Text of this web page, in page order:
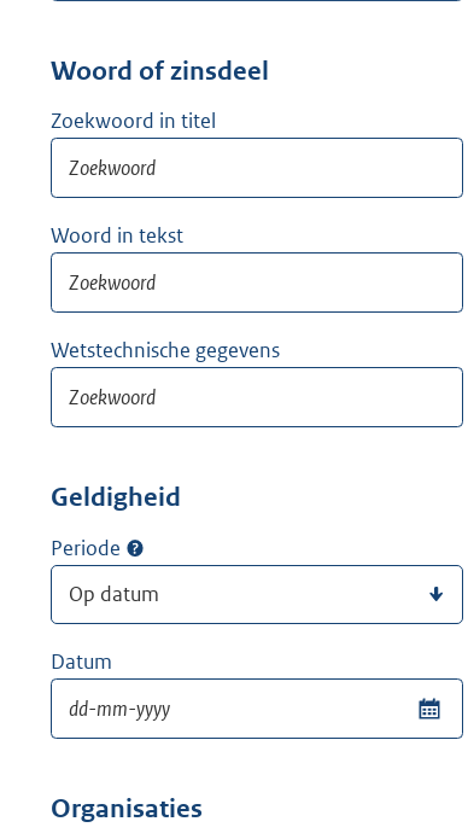
Woord of zinsdeel
Zoekwoord in titel
Woord in tekst
Wetstechnische gegevens
Geldigheid
Periode
Datum
Organisaties